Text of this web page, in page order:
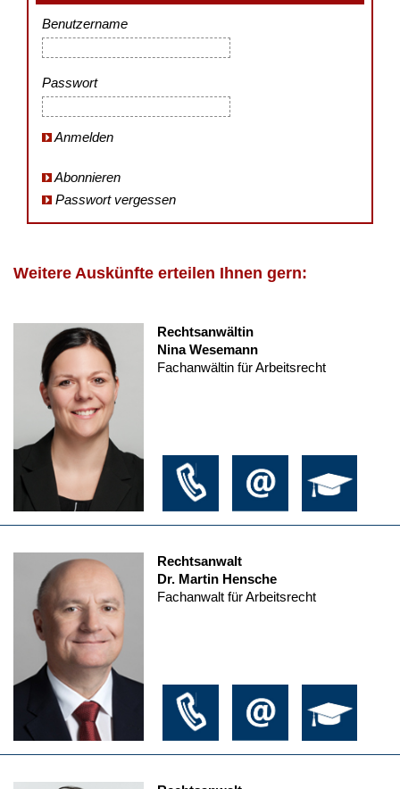
Benutzername
Passwort
Anmelden
Abonnieren
Passwort vergessen
Weitere Auskünfte erteilen Ihnen gern:
Rechtsanwältin
Nina Wesemann
Fachanwältin für Arbeitsrecht
Rechtsanwalt
Dr. Martin Hensche
Fachanwalt für Arbeitsrecht